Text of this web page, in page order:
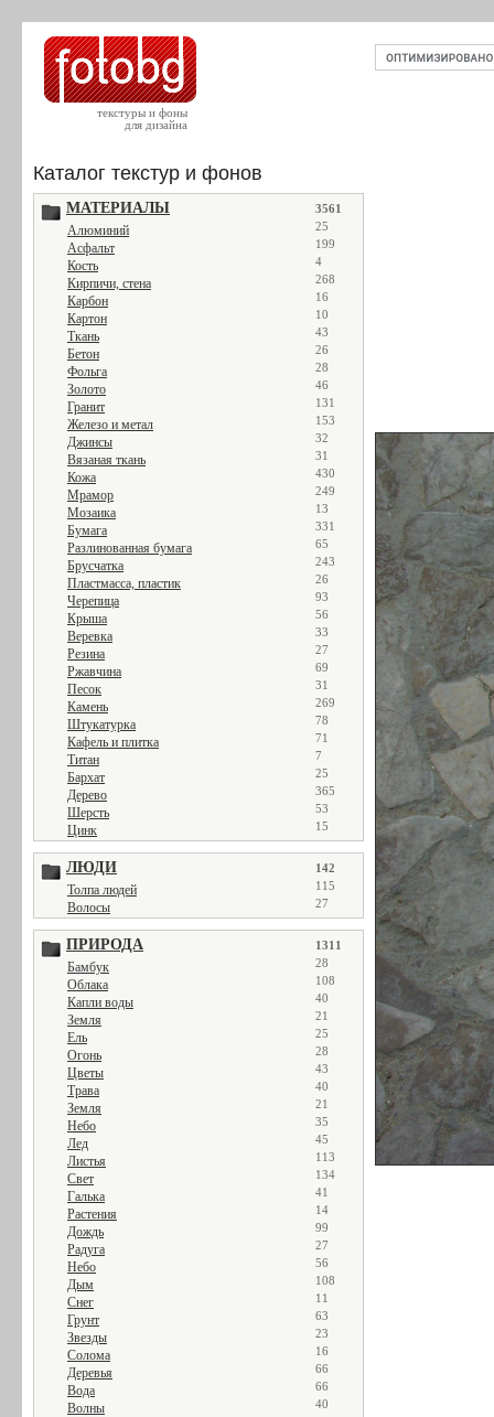
текстуры и фоны
для дизайна
Каталог текстур и фонов
МАТЕРИАЛЫ 3561
Алюминий 25
Асфальт 199
Кость 4
Кирпичи, стена 268
Карбон 16
Картон 10
Ткань 43
Бетон 26
Фольга 28
Золото 46
Гранит 131
Железо и метал 153
Джинсы 32
Вязаная ткань 31
Кожа 430
Мрамор 249
Мозаика 13
Бумага 331
Разлинованная бумага 65
Брусчатка 243
Пластмасса, пластик 26
Черепица 93
Крыша 56
Веревка 33
Резина 27
Ржавчина 69
Песок 31
Камень 269
Штукатурка 78
Кафель и плитка 71
Титан 7
Бархат 25
Дерево 365
Шерсть 53
Цинк 15
ЛЮДИ 142
Толпа людей 115
Волосы 27
ПРИРОДА 1311
Бамбук 28
Облака 108
Капли воды 40
Земля 21
Ель 25
Огонь 28
Цветы 43
Трава 40
Земля 21
Небо 35
Лед 45
Листья 113
Свет 134
Галька 41
Растения 14
Дождь 99
Радуга 27
Небо 56
Дым 108
Снег 11
Грунт 63
Звезды 23
Солома 16
Деревья 66
Вода 66
Волны 40